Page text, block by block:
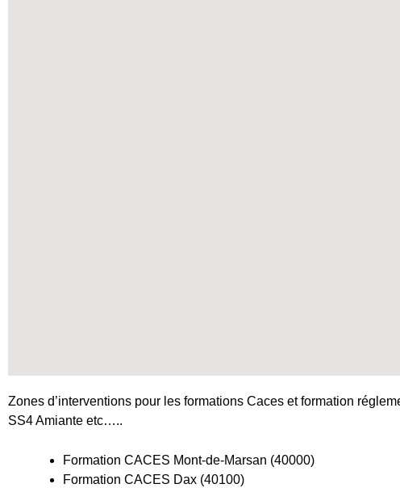
Zones d’interventions pour les formations Caces et formation
SS4 Amiante etc…..
Formation CACES Mont-de-Marsan (40000)
Formation CACES Dax (40100)